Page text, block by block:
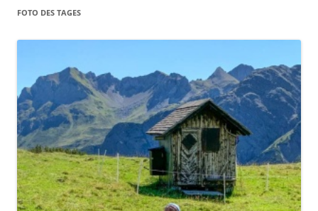
FOTO DES TAGES